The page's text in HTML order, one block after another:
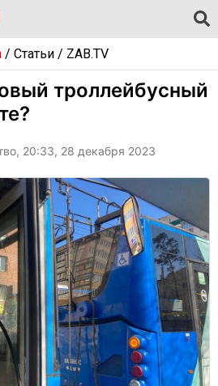
/ Статьи/ ZAB.TV
троллейбусный
20:33, 28 декабря 2023